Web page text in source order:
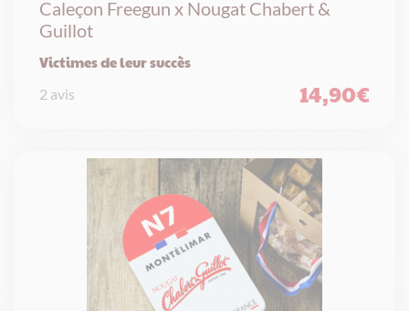
Caleçon Freegun x Nougat Chabert &
Guillot
Victimes de leur succès
14,90€
2 avis